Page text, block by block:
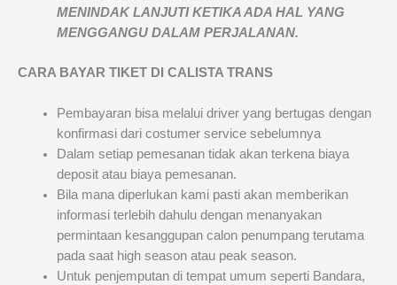
MENINDAK LANJUTI KETIKA ADA HAL YANG
MENGGANGU DALAM PERJALANAN.
CARA BAYAR TIKET DI CALISTA TRANS
Pembayaran bisa melalui driver yang bertugas dengan
konfirmasi dari costumer service sebelumnya
Dalam setiap pemesanan tidak akan terkena biaya
deposit atau biaya pemesanan.
Bila mana diperlukan kami pasti akan memberikan
informasi terlebih dahulu dengan menanyakan
permintaan kesanggupan calon penumpang terutama
pada saat high season atau peak season.
Untuk penjemputan di tempat umum seperti Bandara,